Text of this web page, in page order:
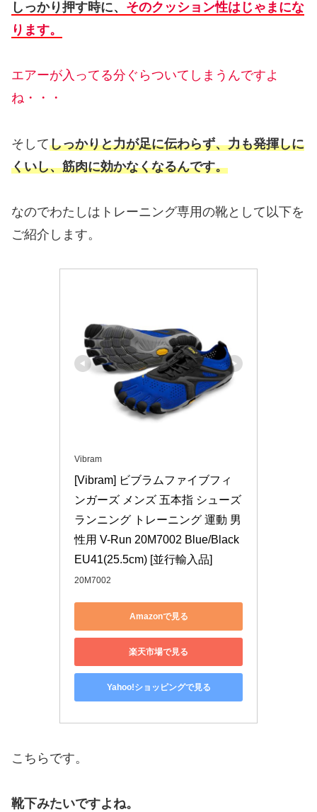
しっかり押す時に、 そのクッション性はじゃまにな
ります。
エアーが入ってる分ぐらついてしまうんですよ
ね・・・
そしてしっかりと力が足に伝わらず、力も発揮しに
くいし、筋肉に効かなくなるんです。
なのでわたしはトレーニング専用の靴として以下を
ご紹介します。
Vibram
[Vibram] ビブラムファイブフィ
ンガーズ メンズ 五本指 シューズ
ランニング トレーニング 運動 男
性用 V-Run 20M7002 Blue/Black
EU41(25.5cm) [並行輸入品]
20M7002
Amazonで見る
楽天市場で見る
Yahoo!ショッピングで見る
こちらです。
靴下みたいですよね。